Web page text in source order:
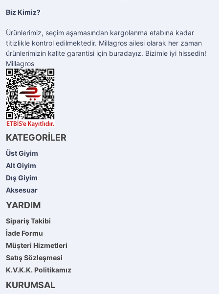
Biz Kimiz?
Ürünlerimiz, seçim aşamasından kargolanma etabına kadar
titizlikle kontrol edilmektedir. Millagros ailesi olarak her zaman
ürünlerimizin kalite garantisi için buradayız. Bizimle iyi hissedin!
Millagros
KATEGORİLER
Üst Giyim
Alt Giyim
Dış Giyim
Aksesuar
YARDIM
Sipariş Takibi
İade Formu
Müşteri Hizmetleri
Satış Sözleşmesi
K.V.K.K. Politikamız
KURUMSAL